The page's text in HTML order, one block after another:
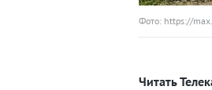
Фото: https://
Читать